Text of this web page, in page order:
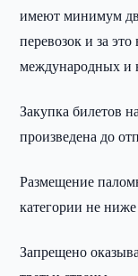
имеют минимум
перевозок и за
международных и
Закупка билетов
произведена до
Размещение
категории не ниже
Запрещено